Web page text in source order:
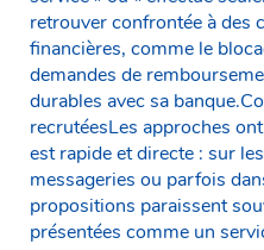
retrouver confrontée à des
financières, comme le
demandes de
durables avec sa
recrutéesLes approches
est rapide et directe : sur
messageries ou parfois
propositions paraissent
présentées comme un